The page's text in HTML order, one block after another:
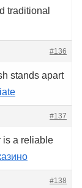
traditional
#136
stands apart
#137
is a reliable
#138